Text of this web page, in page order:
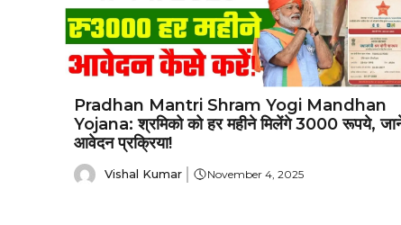
Pradhan Mantri Shram Yogi Mandhan
Yojana: श्रमिको को हर महीने मिलेंगे 3000 रूपये,
आवेदन प्रक्रिया!
Vishal Kumar November 4, 2025